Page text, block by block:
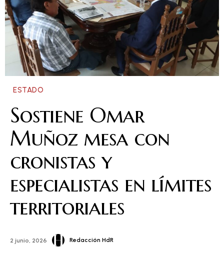
ESTADO
Sostiene Omar
Muñoz mesa con
cronistas y
especialistas en límites
territoriales
2 junio, 2026 Redacción HdR